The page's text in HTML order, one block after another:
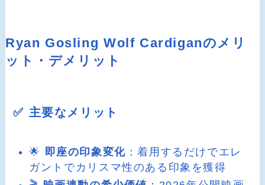
Ryan Gosling Wolf Cardiganのメリ
ット・デメリット
✅ 主要なメリット
🌟 即座の印象変化 ：着用するだけでエレ
ガントでカリスマ性のある印象を獲得